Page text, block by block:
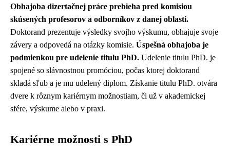
Obhajoba dizertačnej práce prebieha pred komisiou
skúsených profesorov a odborníkov z danej oblasti.
Doktorand prezentuje výsledky svojho výskumu, obhajuje svoje
závery a odpovedá na otázky komisie. Úspešná obhajoba je
podmienkou pre udelenie titulu PhD. Udelenie titulu PhD. je
spojené so slávnostnou promóciou, počas ktorej doktorand
skladá sľub a je mu udelený diplom. Získanie titulu PhD. otvára
dvere k rôznym kariérnym možnostiam, či už v akademickej
sfére, výskume alebo v praxi.
Kariérne možnosti s PhD